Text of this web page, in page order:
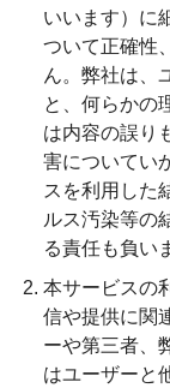
いいます）に
ついて正確性
ん。弊社は、
と、何らかの
は内容の誤り
害についてい
スを利用した
ルス汚染等の
る責任も負い
本サービスの
信や提供に関
ーや第三者、
はユーザーと